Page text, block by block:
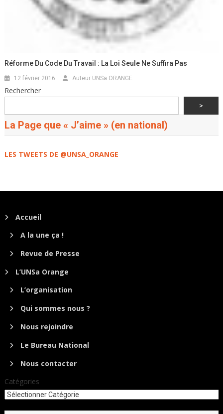
Réforme Du Code Du Travail : La Loi Seule Ne Suffira Pas
12 février 2016 Auteur UNSa ORANGE
Rechercher
>
La Page que « J’aime » (en national)
LES TWEETS DE @UNSA_ORANGE
Accueil
A la une ça !
Revue de Presse
L’UNSa Orange
L’organisation
Qui sommes nous ?
Nous rejoindre
Le Bureau National
Nous contacter
Catégories